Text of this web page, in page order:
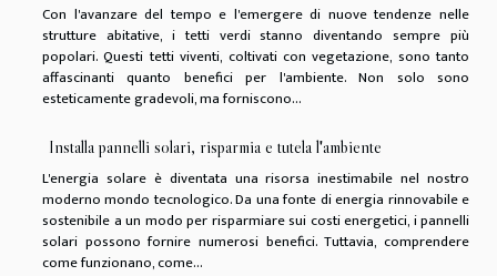
Con l'avanzare del tempo e l'emergere di nuove tendenze nelle
strutture abitative, i tetti verdi stanno diventando sempre più
popolari. Questi tetti viventi, coltivati con vegetazione, sono tanto
affascinanti quanto benefici per l'ambiente. Non solo sono
esteticamente gradevoli, ma forniscono...
Installa pannelli solari, risparmia e tutela l'ambiente
L'energia solare è diventata una risorsa inestimabile nel nostro
moderno mondo tecnologico. Da una fonte di energia rinnovabile e
sostenibile a un modo per risparmiare sui costi energetici, i pannelli
solari possono fornire numerosi benefici. Tuttavia, comprendere
come funzionano, come...